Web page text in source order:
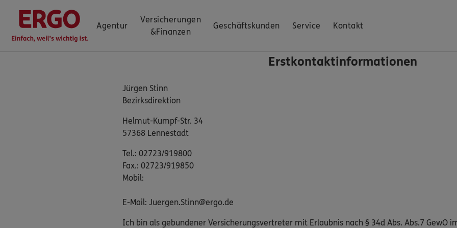
Agentur
Versicherungen
&Finanzen
Geschäftskunden Service Kontakt
Erstkontaktinformationen
Jürgen Stinn
Bezirksdirektion
Helmut-Kumpf-Str. 34
57368 Lennestadt
Tel.: 02723/919800
Fax.: 02723/919850
Mobil:
E-Mail: Juergen.Stinn@ergo.de
Ich bin als gebundener Versicherungsvertreter mit Erlaubnis nach § 34d Abs. Abs.7 GewO